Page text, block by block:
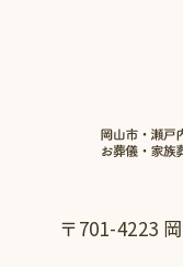
〒701-4223